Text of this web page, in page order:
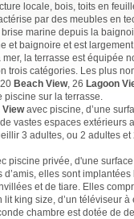
locale, bois, toits en
par des meubles en
marine depuis la
et baignoire et est
la terrasse est équipée
trois catégories. Les plus
Beach View, 26 Lagoon
sur la terrasse.
Viewavec piscine, d’une
vastes espaces
3 adultes, ou 2 adultes et
piscine privée, d'une
elles sont
et de tiare. Elles
king size, d’un téléviseur
chambre est dotée de